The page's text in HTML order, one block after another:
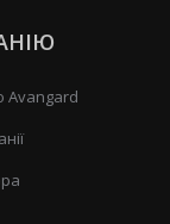
Avangard